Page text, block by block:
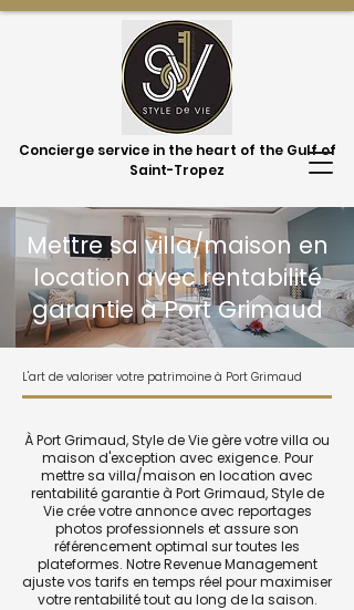
Concierge service in the heart of the Gulf of
Saint-Tropez
Mettre sa villa/maison en
location avec rentabilité
garantie à Port Grimaud
L'art de valoriser votre patrimoine à Port Grimaud
À Port Grimaud, Style de Vie gère votre villa ou
maison d'exception avec exigence. Pour
mettre sa villa/maison en location avec
rentabilité garantie à Port Grimaud, Style de
Vie crée votre annonce avec reportages
photos professionnels et assure son
référencement optimal sur toutes les
plateformes. Notre Revenue Management
ajuste vos tarifs en temps réel pour maximiser
votre rentabilité tout au long de la saison.